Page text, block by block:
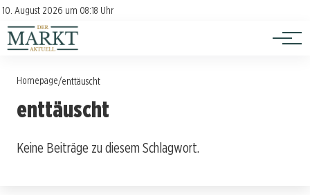
10. August 2026 um 08:18 Uhr
Kontakt
Impressum
Investition
Verbraucherschutz
Homepage/enttäuscht
enttäuscht
Keine Beiträge zu diesem Schlagwort.